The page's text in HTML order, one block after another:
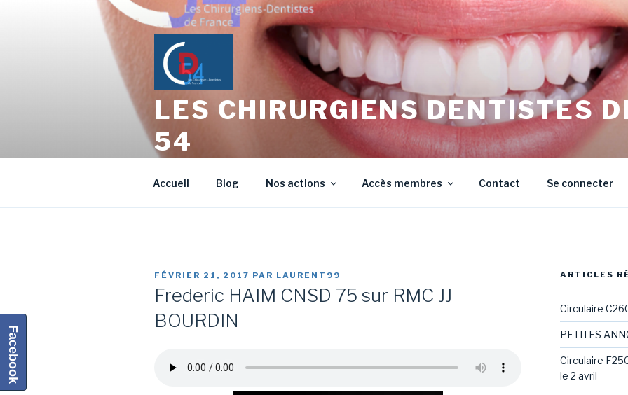
LES CHIRURGIENS DENTISTES
54
Accueil Blog Nos actions Accès membres Contact Se connecter
PUBLIÉ
FÉVRIER 21, 2017 PAR LAURENT99
Frederic HAIM CNSD 75 sur RMC JJ
BOURDIN
ARTICLES
Circulaire
PETITES
Circulaire
le 2 avril
Facebook